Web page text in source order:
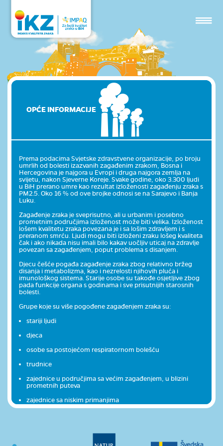
OPĆE INFORMACIJE
Prema podacima Svjetske zdravstvene organizacije, po broju
umrlih od bolesti izazvanih zagađenim zrakom, Bosna i
Hercegovina je najgora u Evropi i druga najgora zemlja na
svijetu, nakon Sjeverne Koreje. Svake godine, oko 3.300 ljudi
u BiH prerano umre kao rezultat izloženosti zagađenju zraka s
PM2.5. Oko 16 % od ove brojke odnosi se na Sarajevo i Banja
Luku.
Zagađenje zraka je sveprisutno, ali u urbanim i posebno
prometnim područjima izloženost može biti velika. Izloženost
lošem kvalitetu zraka povezana je i sa lošim zdravljem i s
preranom smrću. Ljudi mogu biti izloženi zraku lošeg kvaliteta
čak i ako nikada nisu imali bilo kakav uočljiv uticaj na zdravlje
povezan sa zagađenjem, poput problema s disanjem.
Djecu češće pogađa zagađenje zraka zbog relativno bržeg
disanja i metabolizma, kao i nezrelosti njihovih pluća i
imunološkog sistema. Starije osobe su takođe osjetljive zbog
pada funkcije organa s godinama i sve prisutnijih starosnih
bolesti.
Grupe koje su više pogođene zagađenjem zraka su:
stariji ljudi
djeca
osobe sa postojećom respiratornom bolešću
trudnice
zajednice u područjima sa većim zagađenjem, u blizini
prometnih puteva
zajednice sa niskim primanjima